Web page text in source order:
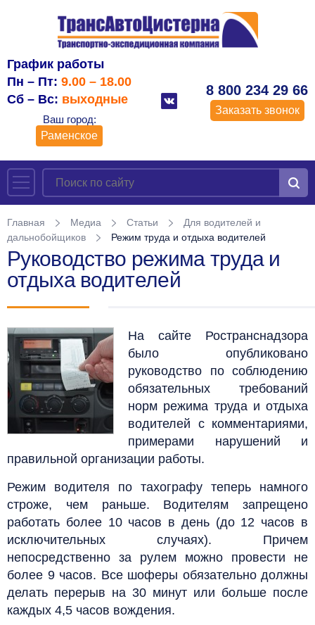
График работы
Пн – Пт: 9.00 – 18.00
Сб – Вс: выходные
Ваш город:
Раменское
8 800 234 29 66
Заказать звонок
Главная Медиа Статьи
Для водителей и
дальнобойщиков
Режим труда и отдыха водителей
Руководство режима труда и
отдыха водителей
На сайте Ространснадзора
было опубликовано
руководство по соблюдению
обязательных требований
норм режима труда и отдыха
водителей с комментариями,
примерами нарушений и
правильной организации работы.
Режим водителя по тахографу теперь намного
строже, чем раньше. Водителям запрещено
работать более 10 часов в день (до 12 часов в
исключительных случаях). Причем
непосредственно за рулем можно провести не
более 9 часов. Все шоферы обязательно должны
делать перерыв на 30 минут или больше после
каждых 4,5 часов вождения.